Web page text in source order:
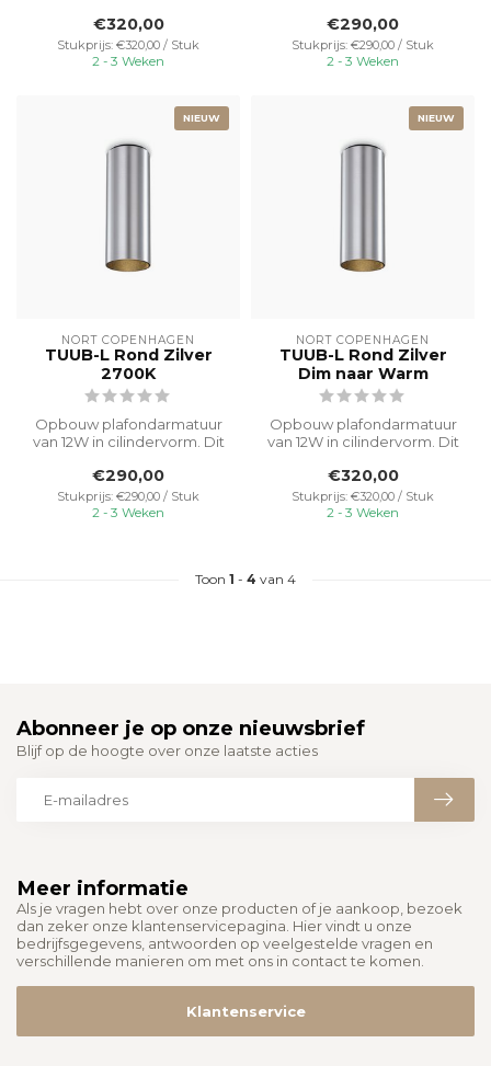
armatuur,...
€320,00
Stukprijs: €320,00 / Stuk
2 - 3 Weken
armatuur,...
€290,00
Stukprijs: €290,00 / Stuk
2 - 3 Weken
NIEUW
NORT COPENHAGEN
TUUB-L Rond Zilver
2700K
Opbouw plafondarmatuur
van 12W in cilindervorm. Dit
armatuur,...
€290,00
Stukprijs: €290,00 / Stuk
2 - 3 Weken
NIEUW
NORT COPENHAGEN
TUUB-L Rond Zilver
Dim naar Warm
Opbouw plafondarmatuur
van 12W in cilindervorm. Dit
armatuur,...
€320,00
Stukprijs: €320,00 / Stuk
2 - 3 Weken
Toon 1 - 4 van 4
Meer informatie
Als je vragen hebt over onze producten of je aankoop, bezoek
dan zeker onze klantenservicepagina. Hier vindt u onze
bedrijfsgegevens, antwoorden op veelgestelde vragen en
verschillende manieren om met ons in contact te komen.
Klantenservice
Abonneer je op onze nieuwsbrief
Blijf op de hoogte over onze laatste acties